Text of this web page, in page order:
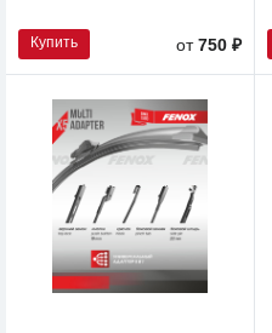
Купить от750 ₽